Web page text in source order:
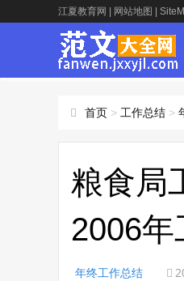
江夏教育网 网站地图
首页 > 工作总结 >
粮食局
2006年
年终工作总结